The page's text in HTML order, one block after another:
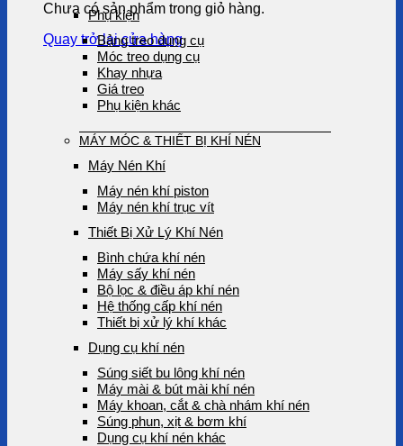
Chưa có sản phẩm trong giỏ hàng.
Quay trở lại cửa hàng
Phụ kiện
Bảng treo dụng cụ
Móc treo dụng cụ
Khay nhựa
Giá treo
Phụ kiện khác
MÁY MÓC & THIẾT BỊ KHÍ NÉN
Máy Nén Khí
Máy nén khí piston
Máy nén khí trục vít
Thiết Bị Xử Lý Khí Nén
Bình chứa khí nén
Máy sấy khí nén
Bộ lọc & điều áp khí nén
Hệ thống cấp khí nén
Thiết bị xử lý khí khác
Dụng cụ khí nén
Súng siết bu lông khí nén
Máy mài & bút mài khí nén
Máy khoan, cắt & chà nhám khí nén
Súng phun, xịt & bơm khí
Dụng cụ khí nén khác